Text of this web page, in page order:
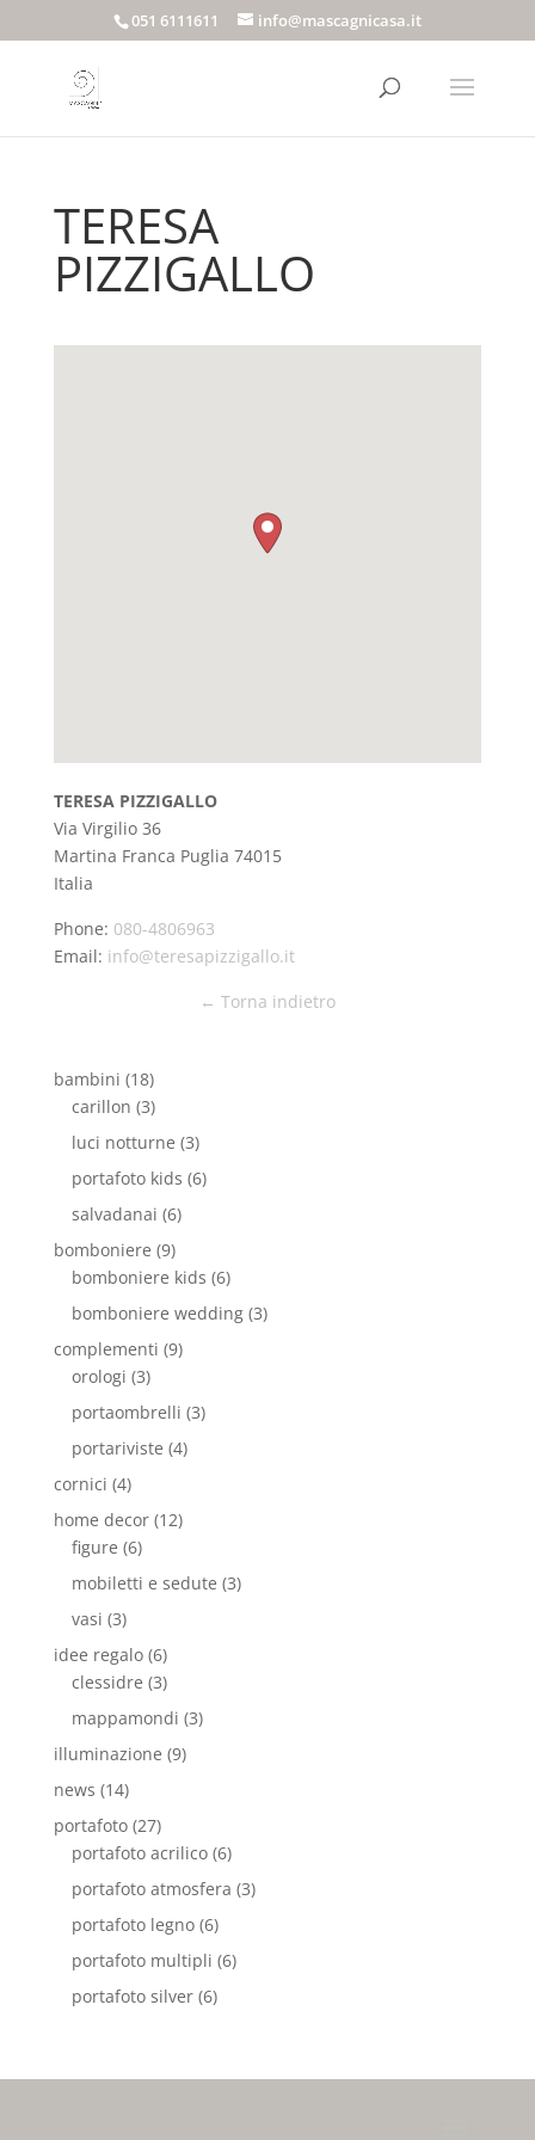
051 6111611 info@mascagnicasa.it
TERESA
PIZZIGALLO
TERESA PIZZIGALLO
Via Virgilio 36
Martina Franca Puglia 74015
Italia
Phone: 080-4806963
Email: info@teresapizzigallo.it
← Torna indietro
bambini (18)
carillon (3)
luci notturne (3)
portafoto kids (6)
salvadanai (6)
bomboniere (9)
bomboniere kids (6)
bomboniere wedding(3)
complementi (9)
orologi (3)
portaombrelli (3)
portariviste (4)
cornici (4)
home decor(12)
figure (6)
mobiletti e sedute (3)
vasi (3)
idee regalo(6)
clessidre (3)
mappamondi (3)
illuminazione (9)
news (14)
portafoto(27)
portafoto acrilico(6)
portafoto atmosfera (3)
portafoto legno(6)
portafoto multipli (6)
portafoto silver(6)